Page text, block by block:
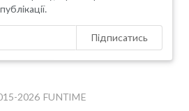
Підписатись
2026 FUNTIME